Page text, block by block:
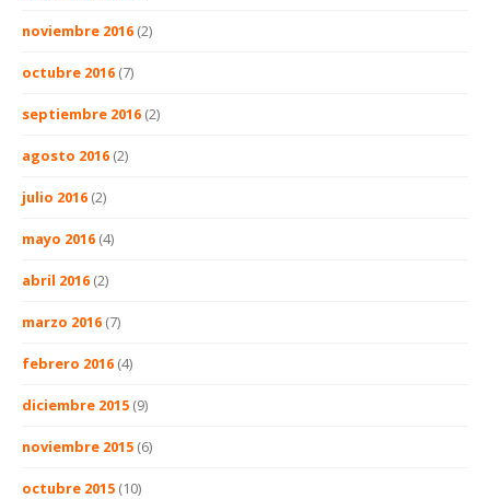
noviembre 2016 (2)
octubre 2016 (7)
septiembre 2016 (2)
agosto 2016 (2)
julio 2016 (2)
mayo 2016 (4)
abril 2016 (2)
marzo 2016 (7)
febrero 2016 (4)
diciembre 2015 (9)
noviembre 2015 (6)
octubre 2015 (10)